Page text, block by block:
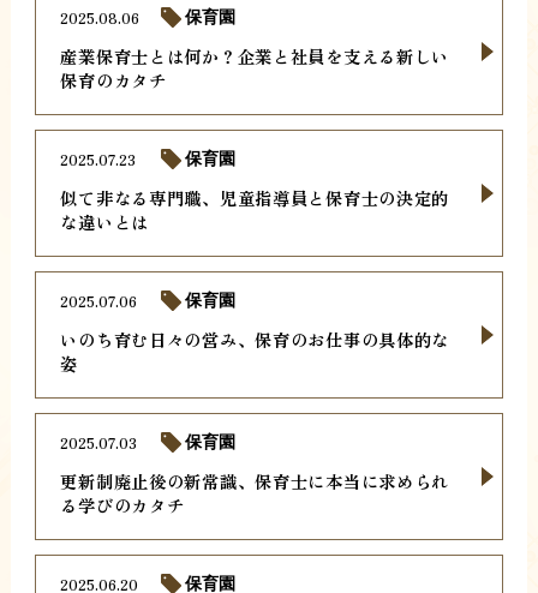
産業保育士とは何か？企業と社員を支える新しい
保育のカタチ
2025.08.06 保育園
似て非なる専門職、児童指導員と保育士の決定的
な違いとは
2025.07.23 保育園
いのち育む日々の営み、保育のお仕事の具体的な
姿
2025.07.06 保育園
更新制廃止後の新常識、保育士に本当に求められ
る学びのカタチ
2025.07.03 保育園
2025.06.20 保育園